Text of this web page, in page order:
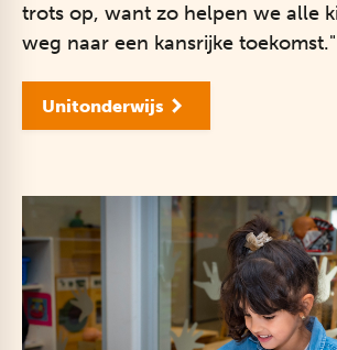
trots op, want zo helpen we alle
weg naar een kansrijke toekomst."
Unitonderwijs